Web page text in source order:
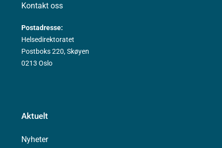
Kontakt oss
Postadresse:
Helsedirektoratet
Postboks 220, Skøyen
0213 Oslo
Aktuelt
Nyheter